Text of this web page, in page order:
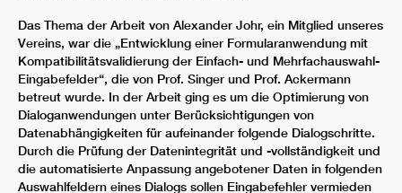
Das Thema der Arbeit von Alexander Johr, ein Mitglied unseres
Vereins, war die „Entwicklung einer Formularanwendung mit
Kompatibilitätsvalidierung der Einfach- und Mehrfachauswahl-
Eingabefelder“, die von Prof. Singer und Prof. Ackermann
betreut wurde. In der Arbeit ging es um die Optimierung von
Dialoganwendungen unter Berücksichtigungen von
Datenabhängigkeiten für aufeinander folgende Dialogschritte.
Durch die Prüfung der Datenintegrität und -vollständigkeit und
die automatisierte Anpassung angebotener Daten in folgenden
Auswahlfeldern eines Dialogs sollen Eingabefehler vermieden